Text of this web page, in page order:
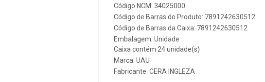
Código NCM: 34025000
Código de Barras do Produto: 7891242630512
Código de Barras da Caixa: 7891242630512
Embalagem: Unidade
Caixa contém 24 unidade(s)
Marca: UAU
Fabricante: CERA INGLEZA